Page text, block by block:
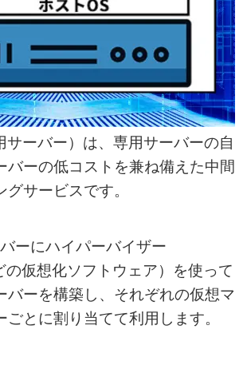
サーバー）は、専用サーバーの自
バーの低コストを兼ね備えた中間
サービスです。
ーにハイパーバイザー
の仮想化ソフトウェア）を使って
バーを構築し、それぞれの仮想マ
ごとに割り当てて利用します。